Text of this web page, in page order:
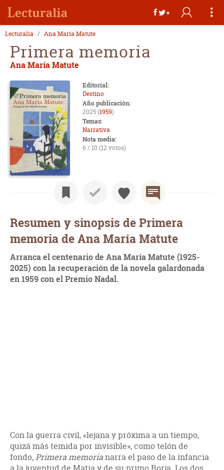
Lecturalia Ana María Matute
Primera memoria
Ana María Matute
Editorial:
Destino
Año publicación:
2025 (1959)
Temas:
Narrativa
Nota media:
6 / 10 (12 votos)
Resumen y sinopsis de Primera
memoria de Ana María Matute
Arranca el centenario de Ana María Matute (1925-
2025) con la recuperación de la novela galardonada
en 1959 con el Premio Nadal.
Con la guerra civil, «lejana y próxima a un tiempo,
quizá más temida por invisible», como telón de
fondo,Primera memorianarra el paso de la infancia